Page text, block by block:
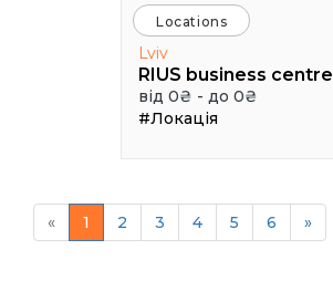
Locations
Lviv
RIUS business centre
від 0₴ - до 0₴
#Локація
« 1 2 3 4 5 6 »